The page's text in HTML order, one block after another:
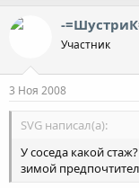
-
Участник
3 Ноя 2008
SVG написал(а):
У соседа какой
зимой